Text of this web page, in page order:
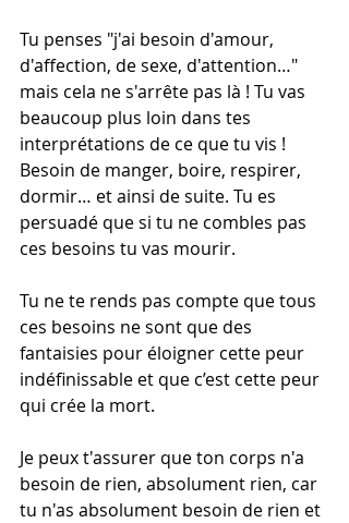
Tu penses "j'ai besoin d'amour,
d'affection, de sexe, d'attention…"
mais cela ne s'arrête pas là ! Tu vas
beaucoup plus loin dans tes
interprétations de ce que tu vis !
Besoin de manger, boire, respirer,
dormir… et ainsi de suite. Tu es
persuadé que si tu ne combles pas
ces besoins tu vas mourir.
Tu ne te rends pas compte que tous
ces besoins ne sont que des
fantaisies pour éloigner cette peur
indéfinissable et que c’est cette peur
qui crée la mort.
Je peux t'assurer que ton corps n'a
besoin de rien, absolument rien, car
tu n'as absolument besoin de rien et